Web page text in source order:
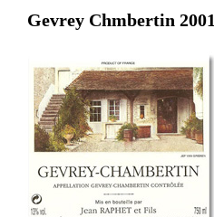
Gevrey Chmbertin 2001